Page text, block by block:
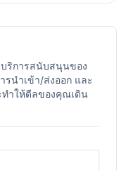
บริการสนับสนุนของ
นำเข้า/ส่งออก และ
ำให้ดีลของคุณเดิน